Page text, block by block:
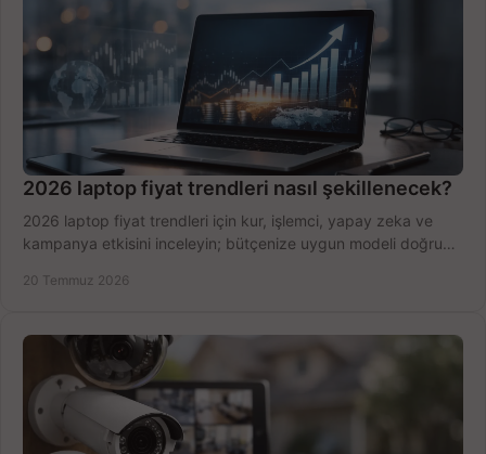
2026 laptop fiyat trendleri nasıl şekillenecek?
2026 laptop fiyat trendleri için kur, işlemci, yapay zeka ve
kampanya etkisini inceleyin; bütçenize uygun modeli doğru
20 Temmuz 2026